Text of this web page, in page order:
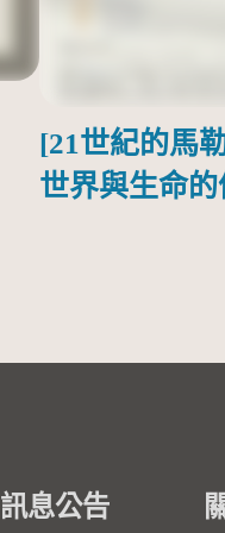
[21世紀的馬
世界與生命
訊息公告